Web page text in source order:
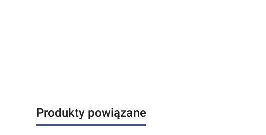
Produkty powiązane